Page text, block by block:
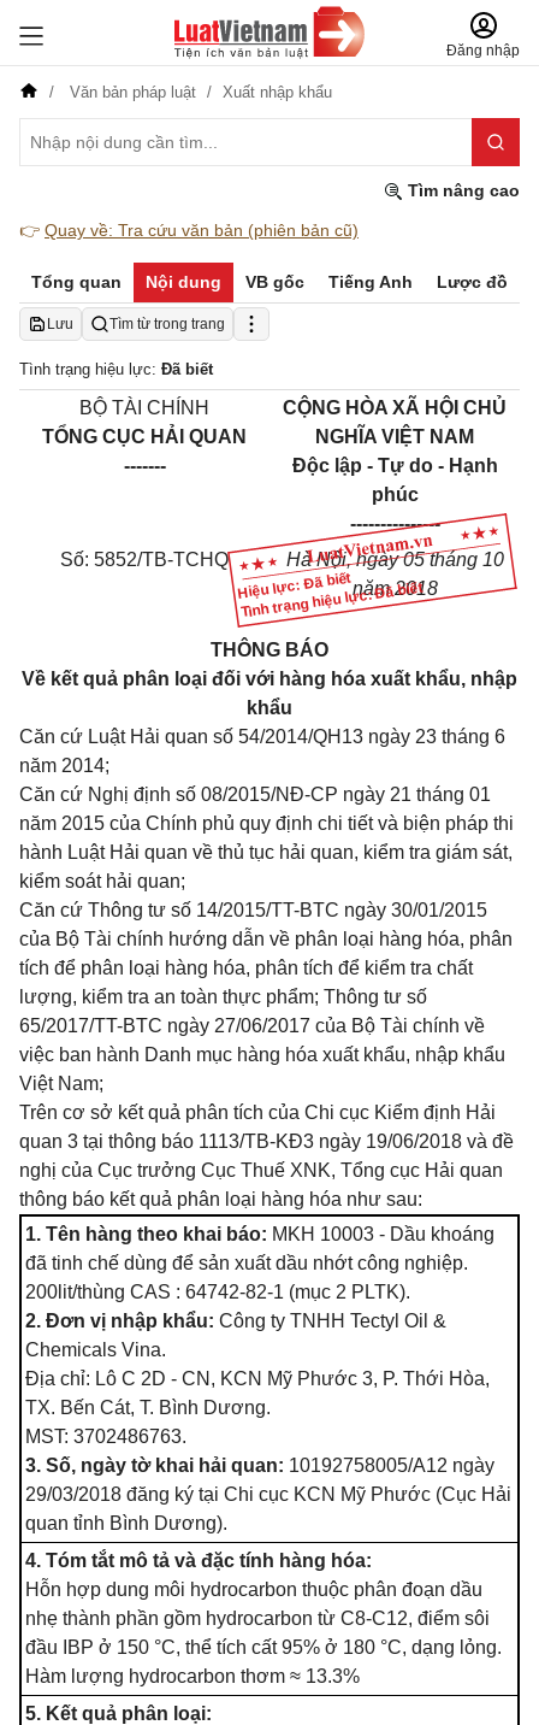
Đăng nhập
Văn bản pháp luật Xuất nhập khẩu
Tìm nâng cao
👉 Quay về: Tra cứu văn bản (phiên bản cũ)
Tổng quan Nội dung VB gốc Tiếng Anh Lược đồ
Lưu Tìm từ trong trang
Tình trạng hiệu lực: Đã biết
Hiệu lực: Đã biết
Tình trạng hiệu lực: Đã biết
BỘ TÀI CHÍNH
TỔNG CỤC HẢI QUAN
-------
CỘNG HÒA XÃ HỘI CHỦ
NGHĨA VIỆT NAM
Độc lập - Tự do - Hạnh
phúc
---------------
Số: 5852/TB-TCHQ Hà Nội, ngày05tháng 10
năm2018
THÔNG BÁO
Về kết quả phân loại đối với hàng hóa xuất khẩu, nhập
khẩu
Căn cứ Luật Hải quan số 54/2014/QH13 ngày 23 tháng 6
năm 2014;
Căn cứ Nghị định số 08/2015/NĐ-CP ngày 21 tháng 01
năm 2015 của Chính phủ quy định chi tiết và biện pháp thi
hành Luật Hải quan về thủ tục hải quan, kiểm tra giám sát,
kiểm soát hải quan;
Căn cứ Thông tư số 14/2015/TT-BTC ngày 30/01/2015
của Bộ Tài chính hướng dẫn về phân loại hàng hóa, phân
tích để phân loại hàng hóa, phân tích để kiểm tra chất
lượng, kiểm tra an toàn thực phẩm; Thông tư số
65/2017/TT-BTC ngày 27/06/2017 của Bộ Tài chính về
việc ban hành Danh mục hàng hóa xuất khẩu, nhập khẩu
Việt Nam;
Trên cơ sở kết quả phân tích của Chi cục Kiểm định Hải
quan 3 tại thông báo 1113/TB-KĐ3 ngày 19/06/2018 và đề
nghị của Cục trưởng Cục Thuế XNK, Tổng cục Hải quan
thông báo kết quả phân loại hàng hóa như sau:
1. Tên hàng theo khai báo: MKH 10003 - Dầu khoáng
đã tinh chế dùng để sản xuất dầu nhớtcông nghiệp.
200 it/thùng CAS : 64742-82-1 (mục 2 PLTK).
2. Đơn vị nhập khẩu: Công ty TNHH Tectyl Oil &
Chemicals Vina.
Địa chỉ: Lô C 2D - CN, KCN Mỹ Phước 3, P. Thới Hòa,
TX. Bến Cát, T. Bình Dương.
MST: 3702486763.
3. Số, ngày tờ khai hải quan: 10192758005/A12 ngày
29/03/2018 đăng ký tại Chi cục KCN Mỹ Phước (Cục Hải
quan tỉnh Bình Dương).
4. Tóm tắt mô tả và đặc tính hàng hóa:
Hỗn hợp dung môi hydrocarbon thuộc phân đoạn dầu
nhẹ thành phần gồm hydrocarbon từ C8-C12, điểm sôi
đầu IBP ở 150 °C, thể tích cất 95% ở 180 °C, dạng lỏng.
Hàm lượng hydrocarbon thơm ≈ 13.3%
5. Kết quả phân loại: